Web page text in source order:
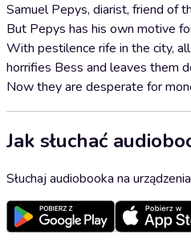
Samuel Pepys, diarist, friend of
But Pepys has his own motive
With pestilence rife in the city, all
horrifies Bess and leaves them
Now they are desperate for
Jak słuchać
Słuchaj audiobooka na